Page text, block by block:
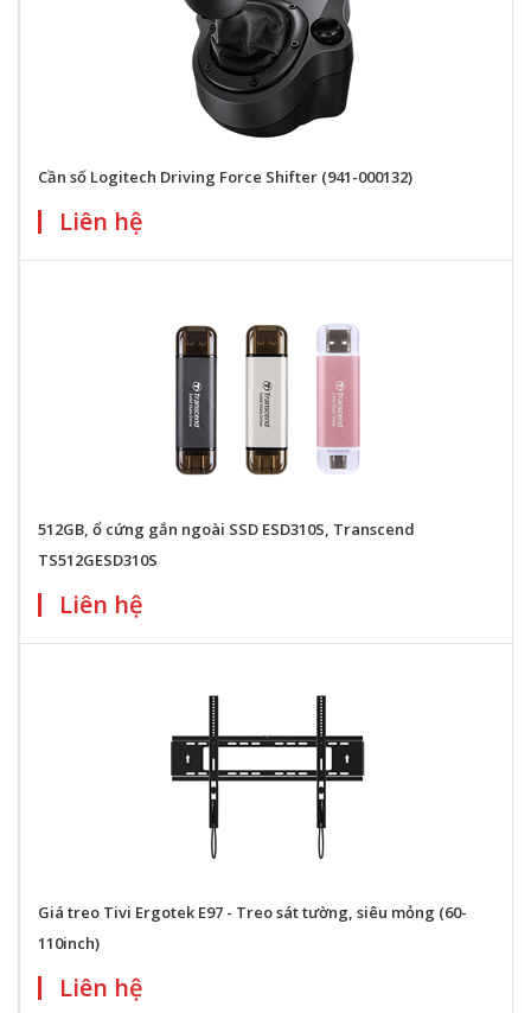
Cần số Logitech Driving Force Shifter (941-000132)
Liên hệ
512GB, ổ cứng gắn ngoài SSD ESD310S, Transcend
TS512GESD310S
Liên hệ
Giá treo Tivi Ergotek E97 - Treo sát tường, siêu mỏng (60-
110inch)
Liên hệ